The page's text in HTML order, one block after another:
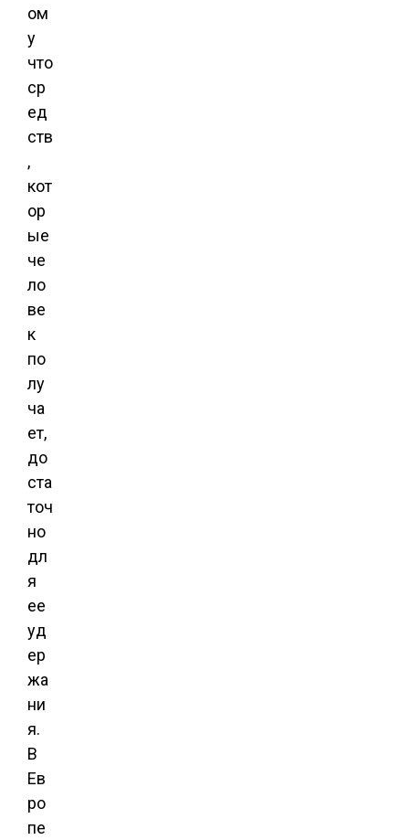
ом
у
что
ср
ед
ств
,
кот
ор
ые
че
ло
ве
к
по
лу
ча
ет,
до
ста
точ
но
дл
я
ее
уд
ер
жа
ни
я.
В
Ев
ро
пе